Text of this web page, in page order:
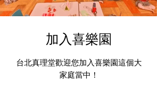
加入喜樂園
台北真理堂歡迎您加入喜樂園這個大
家庭當中！​